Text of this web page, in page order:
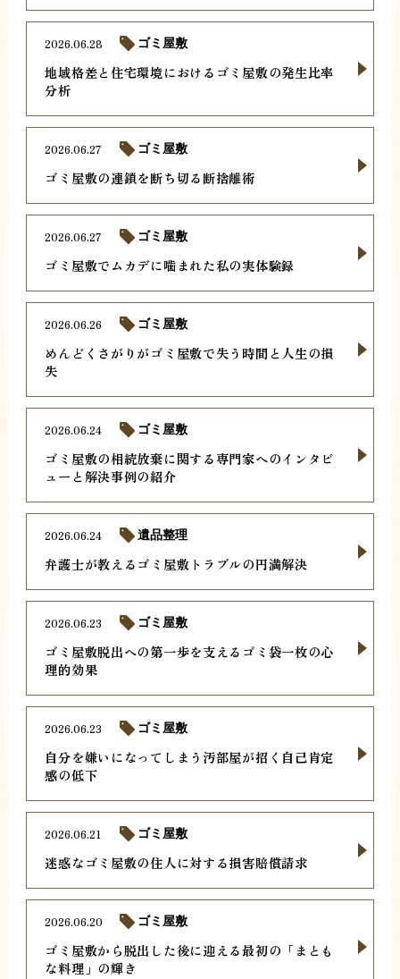
地域格差と住宅環境におけるゴミ屋敷の発生比率
分析
2026.06.28 ゴミ屋敷
ゴミ屋敷の連鎖を断ち切る断捨離術
2026.06.27 ゴミ屋敷
ゴミ屋敷でムカデに噛まれた私の実体験録
2026.06.27 ゴミ屋敷
めんどくさがりがゴミ屋敷で失う時間と人生の損
失
2026.06.26 ゴミ屋敷
ゴミ屋敷の相続放棄に関する専門家へのインタビ
ューと解決事例の紹介
2026.06.24 ゴミ屋敷
弁護士が教えるゴミ屋敷トラブルの円満解決
2026.06.24 遺品整理
ゴミ屋敷脱出への第一歩を支えるゴミ袋一枚の心
理的効果
2026.06.23 ゴミ屋敷
自分を嫌いになってしまう汚部屋が招く自己肯定
感の低下
2026.06.23 ゴミ屋敷
迷惑なゴミ屋敷の住人に対する損害賠償請求
2026.06.21 ゴミ屋敷
ゴミ屋敷から脱出した後に迎える最初の「まとも
な料理」の輝き
2026.06.20 ゴミ屋敷